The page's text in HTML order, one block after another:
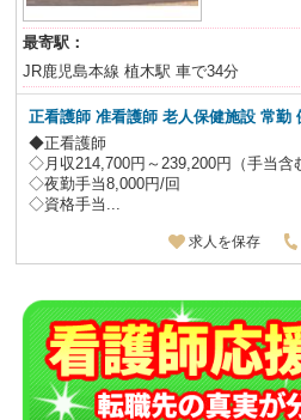
最寄駅：
JR鹿児島本線 植木駅 車で34分
正看護師 准看護師老人保健施設常勤
◆正看護師
◇月収214,700円～239,200円（手当含
◇夜勤手当8,000円/回
◇資格手当...
求人を保存